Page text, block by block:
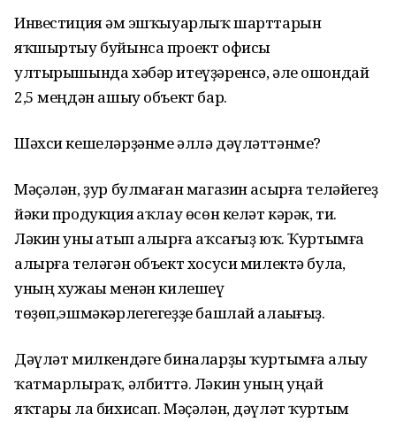
Инвестиция һәм эшҡыуарлыҡ шарттарын
яҡшыртыу буйынса проект офисы
ултырышында хәбәр итеүҙәренсә, әле ошондай
2,5 меңдән ашыу объект бар.
Шәхси кешеләрҙәнме әллә дәүләттәнме?
Мәҫәлән, ҙур булмаған магазин асырға теләйһегеҙ
йәки продукция һаҡлау өсөн келәт кәрәк, ти.
Ләкин уны һатып алырға аҡсағыҙ юҡ. Ҡуртымға
алырға теләгән объект хосуси милектә булһа,
уның хужаһы менән килешеү
төҙөп,эшмәкәрлегегеҙҙе башлай алаһығыҙ.
Дәүләт милкендәге биналарҙы ҡуртымға алыу
ҡатмарлыраҡ, әлбиттә. Ләкин уның уңай
яҡтары ла бихисап. Мәҫәлән, дәүләт ҡуртым